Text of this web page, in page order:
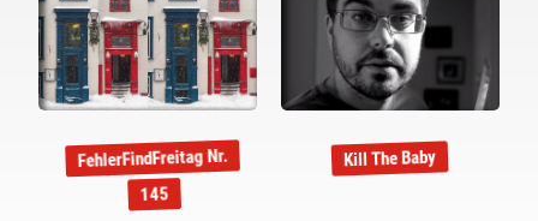
FehlerFindFreitag Nr.
145
Kill The Baby